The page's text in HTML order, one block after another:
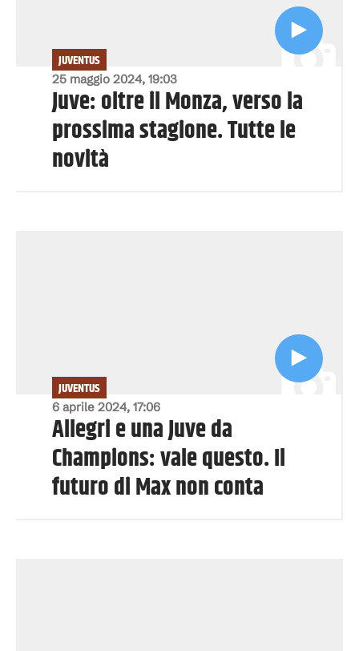
25 maggio 2024, 19:03
JUVENTUS
Juve: oltre il Monza, verso la
prossima stagione. Tutte le
novità
6 aprile 2024, 17:06
JUVENTUS
Allegri e una Juve da
Champions: vale questo. Il
futuro di Max non conta